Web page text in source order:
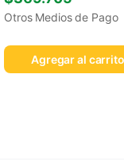
Otros Medios de Pago
Agregar al carrito